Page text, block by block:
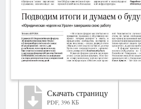
Скачать страницу
PDF, 396 КБ